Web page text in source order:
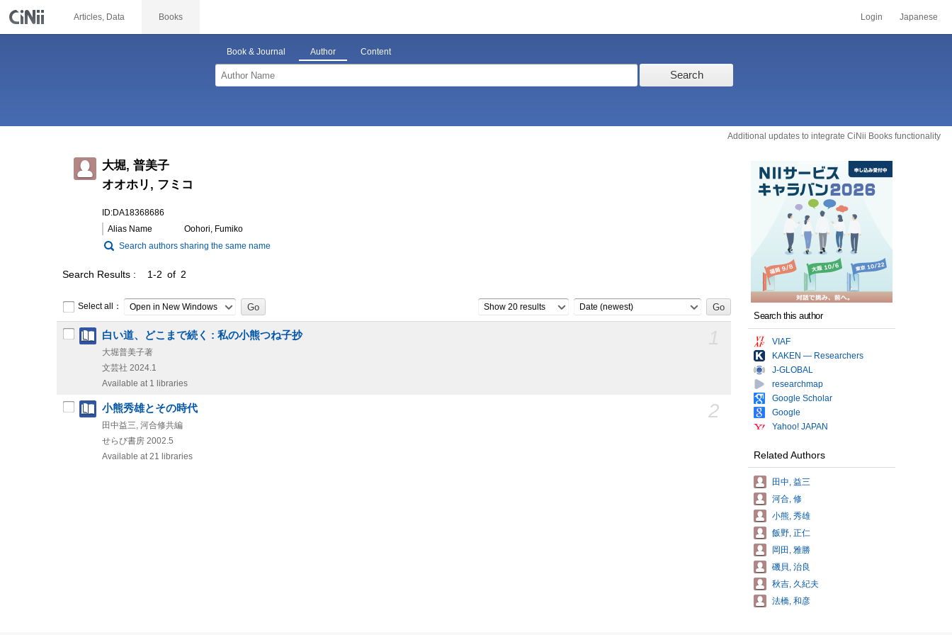
Articles, Data Books Login Japanese
Book & Journal Author Content
Search
Additional updates to integrate CiNii Books functionality
大堀, 普美子
オオホリ, フミコ
ID:DA18368686
Alias Name
Oohori, Fumiko
Search authors sharing the same name
Search Results 1-2 of 2
Select all： Open in New Windows Show 20 results Date (newest)
白い道、どこまで続く : 私の小熊つね子抄
大堀普美子著
文芸社 2024.1
Available at 1 libraries
2
小熊秀雄とその時代
田中益三, 河合修共編
せらび書房 2002.5
Available at 21 libraries
Search this author
VIAF
KAKEN — Researchers
J-GLOBAL
researchmap
Google Scholar
Google
Yahoo! JAPAN
Related Authors
田中, 益三
河合, 修
小熊, 秀雄
飯野, 正仁
岡田, 雅勝
磯貝, 治良
秋吉, 久紀夫
法橋, 和彦